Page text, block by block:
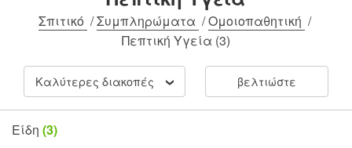
Σπιτικό /Συμπληρώματα /Ομοιοπαθητική /
Πεπτική Υγεία (3)
Καλύτερες διακοπές βελτιώστε
Είδη (3)